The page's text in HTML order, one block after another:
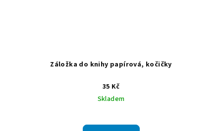
Záložka do knihy papírová, kočičky
35 Kč
Skladem